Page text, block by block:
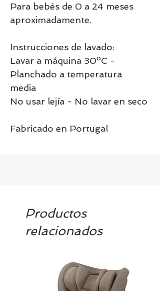
Para bebés de 0 a 24 meses
aproximadamente.
Instrucciones de lavado:
Lavar a máquina 30ºC -
Planchado a temperatura
media
No usar lejía - No lavar en seco
Fabricado en Portugal
Productos
relacionados